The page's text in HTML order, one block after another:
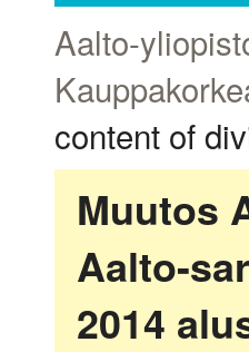
Aalto-
content of
Muutos
Aalto-
2014